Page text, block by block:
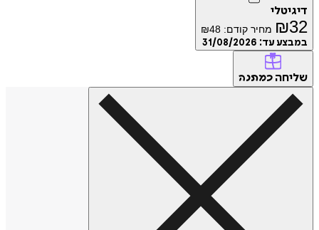
דיגיטלי
₪32 מחיר קודם: ₪48
במבצע עד: 31/08/2026
שליחה כמתנה